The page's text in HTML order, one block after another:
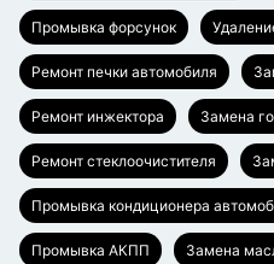
Промывка форсунок
Ремонт печки автомобиля
Ремонт инжектора Замена
Ремонт стеклоочистителя
Промывка кондиционера
Промывка АКПП Замена